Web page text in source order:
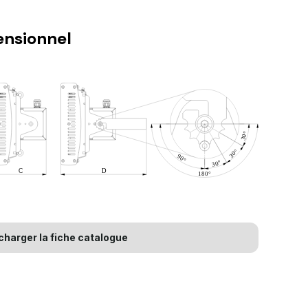
la fiche catalogue